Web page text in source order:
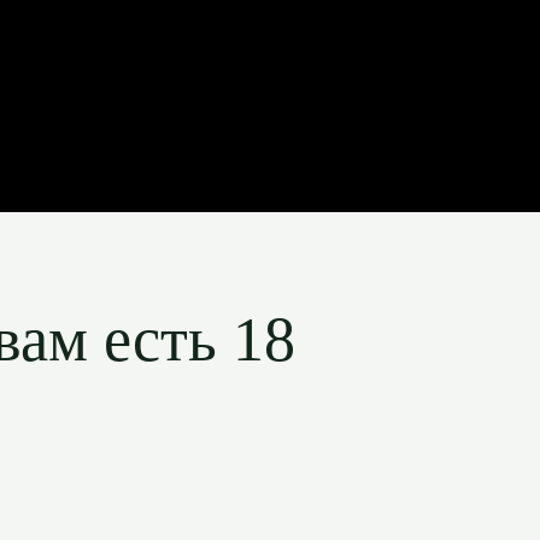
есть 18